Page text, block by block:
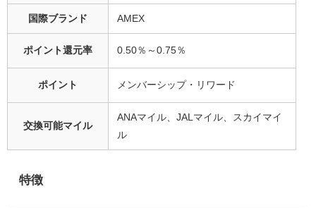
国際ブランド AMEX
ポイント還元率 0.50％～0.75％
ポイント メンバーシップ・リワード
交換可能マイル
ANAマイル、JALマイル、スカイマイ
ル
特徴